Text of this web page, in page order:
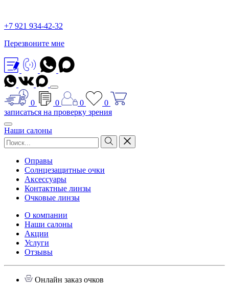
+7 921 934-42-32
Перезвоните мне
0 0 0
0
записаться на проверку зрения
Наши салоны
Оправы
Солнцезащитные очки
Аксессуары
Контактные линзы
Очковые линзы
О компании
Наши салоны
Акции
Услуги
Отзывы
Онлайн заказ очков